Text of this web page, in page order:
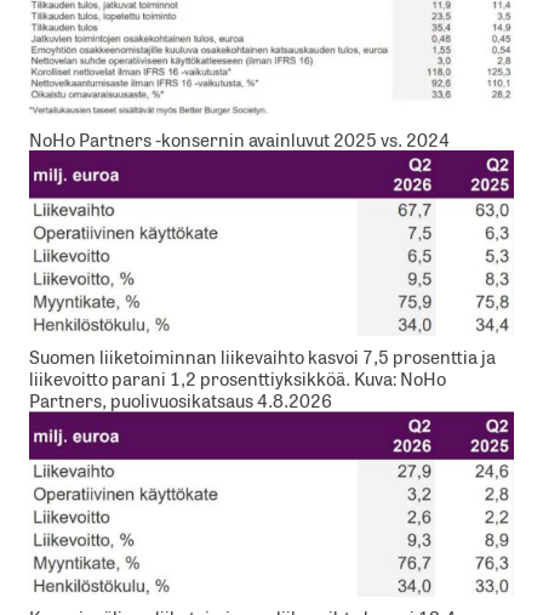
NoHo Partners -konsernin avainluvut 2025 vs. 2024
Suomen liiketoiminnan liikevaihto kasvoi 7,5 prosenttia ja
liikevoitto parani 1,2 prosenttiyksikköä. Kuva: NoHo
Partners, puolivuosikatsaus 4.8.2026